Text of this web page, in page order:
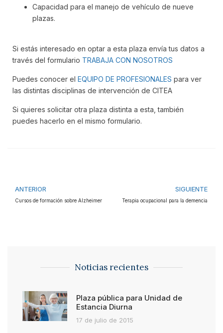
Capacidad para el manejo de vehículo de nueve
plazas.
Si estás interesado en optar a esta plaza envía tus datos a
través del formulario TRABAJA CON NOSOTROS
Puedes conocer el EQUIPO DE PROFESIONALES para ver
las distintas disciplinas de intervención de CITEA
Si quieres solicitar otra plaza distinta a esta, también
puedes hacerlo en el mismo formulario.
ANTERIOR
Cursos de formación sobre Alzheimer
SIGUIENTE
Terapia ocupacional para la demencia
Noticias recientes
Plaza pública para Unidad de
Estancia Diurna
17 de julio de 2015